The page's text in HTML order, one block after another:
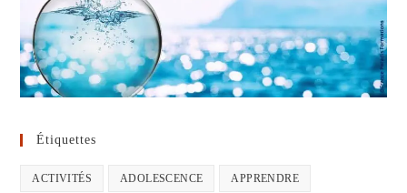
Étiquettes
ACTIVITÉS ADOLESCENCE APPRENDRE